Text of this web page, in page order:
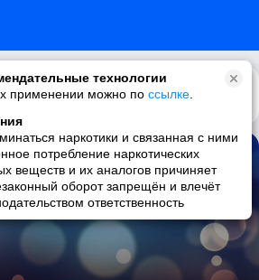
технологии
применении можно по ссылке
наркотики и связанная с ними
потребление наркотических
веществ и их аналогов причиняет
оборот запрещён и влечёт
ответственность